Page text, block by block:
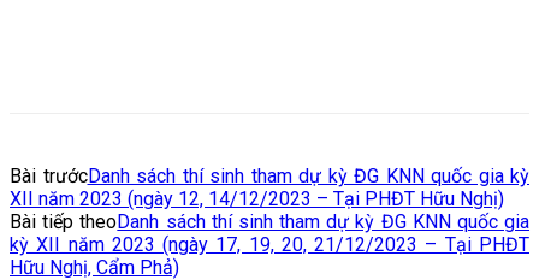
Bài trướcDanh sách thí sinh tham dự kỳ ĐG KNN quốc gia kỳ
XII năm 2023 (ngày 12, 14/12/2023 – Tại PHĐT Hữu Nghị)
Bài tiếp theoDanh sách thí sinh tham dự kỳ ĐG KNN quốc gia
kỳ XII năm 2023 (ngày 17, 19, 20, 21/12/2023 – Tại PHĐT
Hữu Nghị, Cẩm Phả)